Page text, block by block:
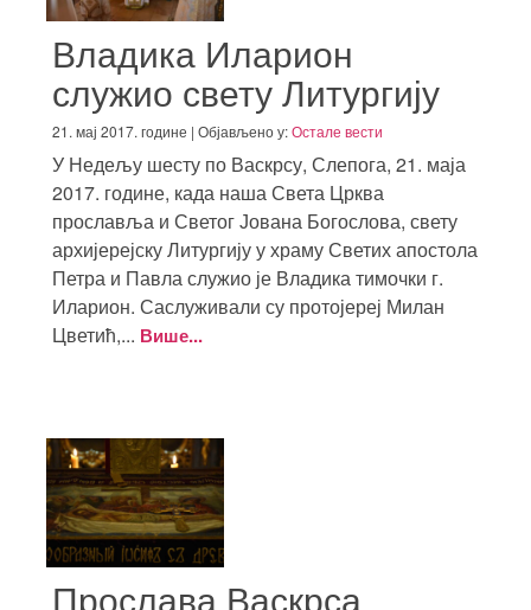
Владика Иларион
служио свету Литургију
21. мај 2017. године | Објављено у:Остале вести
У Недељу шесту по Васкрсу, Слепога, 21. маја
2017. године, када наша Света Црква
прославља и Светог Јована Богослова, свету
архијерејску Литургију у храму Светих апостола
Петра и Павла служио је Владика тимочки г.
Иларион. Саслуживали су протојереј Милан
Цветић,... Више...
Прослава Васкрса